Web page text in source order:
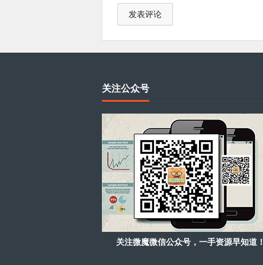
关注公众号
关注微魔微信公众号，一手资源早知道！